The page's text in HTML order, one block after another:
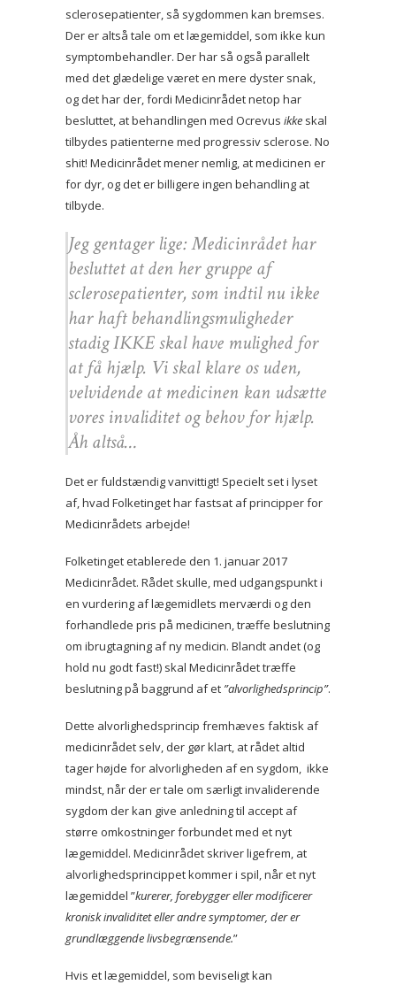
sclerosepatienter, så sygdommen kan bremses.
Der er altså tale om et lægemiddel, som ikke kun
symptombehandler. Der har så også parallelt
med det glædelige været en mere dyster snak,
og det har der, fordi Medicinrådet netop har
besluttet, at behandlingen med Ocrevus ikke skal
tilbydes patienterne med progressiv sclerose. No
shit! Medicinrådet mener nemlig, at medicinen er
for dyr, og det er billigere ingen behandling at
tilbyde.
Jeg gentager lige: Medicinrådet har
besluttet at den her gruppe af
sclerosepatienter, som indtil nu ikke
har haft behandlingsmuligheder
stadig IKKE skal have mulighed for
at få hjælp. Vi skal klare os uden,
velvidende at medicinen kan udsætte
vores invaliditet og behov for hjælp.
Åh altså…
Det er fuldstændig vanvittigt! Specielt set i lyset
af, hvad Folketinget har fastsat af principper for
Medicinrådets arbejde!
Folketinget etablerede den 1. januar 2017
Medicinrådet. Rådet skulle, med udgangspunkt i
en vurdering af lægemidlets merværdi og den
forhandlede pris på medicinen, træffe beslutning
om ibrugtagning af ny medicin. Blandt andet (og
hold nu godt fast!) skal Medicinrådet træffe
beslutning på baggrund af et ”alvorlighedsprincip”.
Dette alvorlighedsprincip fremhæves faktisk af
medicinrådet selv, der gør klart, at rådet altid
tager højde for alvorligheden af en sygdom, ikke
mindst, når der er tale om særligt invaliderende
sygdom der kan give anledning til accept af
større omkostninger forbundet med et nyt
lægemiddel. Medicinrådet skriver ligefrem, at
alvorlighedsprincippet kommer i spil, når et nyt
lægemiddel ”kurerer, forebygger eller modificerer
kronisk invaliditet eller andre symptomer, der er
grundlæggende livsbegrænsende.”
Hvis et lægemiddel, som beviseligt kan